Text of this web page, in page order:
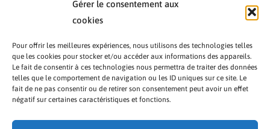
Gérer le consentement aux
cookies
Pour offrir les meilleures expériences, nous utilisons des technologies telles
que les cookies pour stocker et/ou accéder aux informations des appareils.
Le fait de consentir à ces technologies nous permettra de traiter des données
telles que le comportement de navigation ou les ID uniques sur ce site. Le
fait de ne pas consentir ou de retirer son consentement peut avoir un effet
négatif sur certaines caractéristiques et fonctions.
PRÉSENTATION TOUTAFRICA
A PROPOS